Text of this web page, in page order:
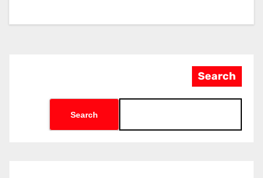
Search
Search